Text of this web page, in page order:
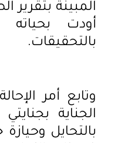
المبينة بتقرير
أودت بحياته
بالتحقيقات.
وتابع أمر
الجناية
بالتحايل